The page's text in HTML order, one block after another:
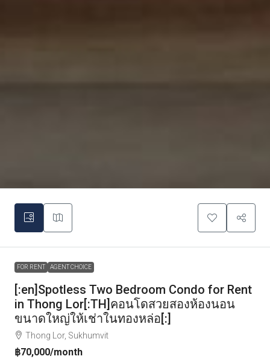
FOR RENT AGENT CHOICE
[:en]Spotless Two Bedroom Condo for Rent
in Thong Lor[:TH]คอนโดสวยสองห้องนอน
ขนาดใหญ่ให้เช่าในทองหล่อ[:]
Thong Lor, Sukhumvit
฿70,000/month